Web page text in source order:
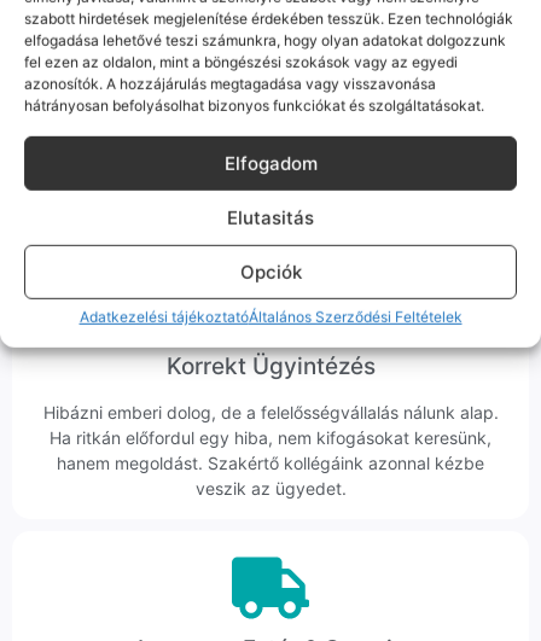
szabott hirdetések megjelenítése érdekében tesszük. Ezen technológiák
elfogadása lehetővé teszi számunkra, hogy olyan adatokat dolgozzunk
fel ezen az oldalon, mint a böngészési szokások vagy az egyedi
azonosítók. A hozzájárulás megtagadása vagy visszavonása
hátrányosan befolyásolhat bizonyos funkciókat és szolgáltatásokat.
Elfogadom
Elutasitás
Opciók
Adatkezelési tájékoztatóÁltalános Szerződési Feltételek
100% Elérhetőség
Sok éve a szegedi piac meghatározó szereplői vagyunk.
Nem egy arctalan webshop vagyunk: ha kérdésed van, élő
ember veszi fel a telefont, és személyesen is megtalálsz
minket Szegeden.
Korrekt Ügyintézés
Hibázni emberi dolog, de a felelősségvállalás nálunk alap.
Ha ritkán előfordul egy hiba, nem kifogásokat keresünk,
hanem megoldást. Szakértő kollégáink azonnal kézbe
veszik az ügyedet.